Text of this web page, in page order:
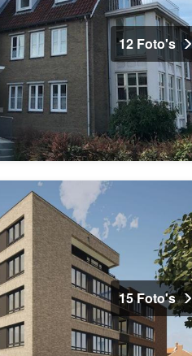
12 Foto's
15 Foto's